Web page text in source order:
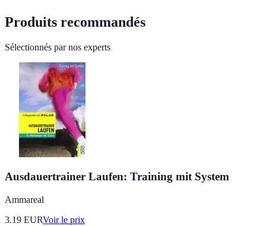
Produits recommandés
Sélectionnés par nos experts
Ausdauertrainer Laufen: Training mit System
Ammareal
3.19 EURVoir le prix